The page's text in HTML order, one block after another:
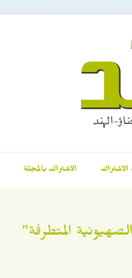
الاشتراك الاشتراك بالمجلة
المتطرفة”